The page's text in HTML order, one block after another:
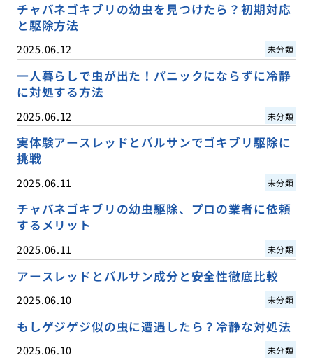
チャバネゴキブリの幼虫を見つけたら？初期対応
と駆除方法
2025.06.12 未分類
一人暮らしで虫が出た！パニックにならずに冷静
に対処する方法
2025.06.12 未分類
実体験アースレッドとバルサンでゴキブリ駆除に
挑戦
2025.06.11 未分類
チャバネゴキブリの幼虫駆除、プロの業者に依頼
するメリット
2025.06.11 未分類
アースレッドとバルサン成分と安全性徹底比較
2025.06.10 未分類
もしゲジゲジ似の虫に遭遇したら？冷静な対処法
2025.06.10 未分類